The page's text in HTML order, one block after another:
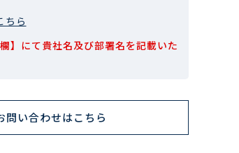
ちら
】にて貴社名及び部署名を記載いた
問い合わせはこちら